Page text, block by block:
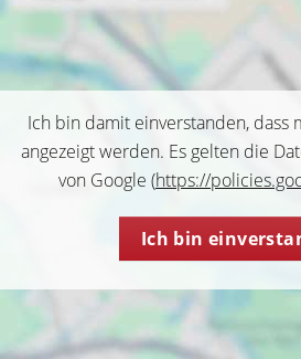
Ich bin damit einverstanden, dass
angezeigt werden. Es gelten die
von Google (https://
Ich bin